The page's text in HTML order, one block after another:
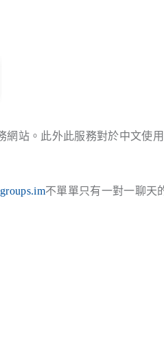
網站。此外此服務對於中文使
groups.im不單單只有一對一聊天